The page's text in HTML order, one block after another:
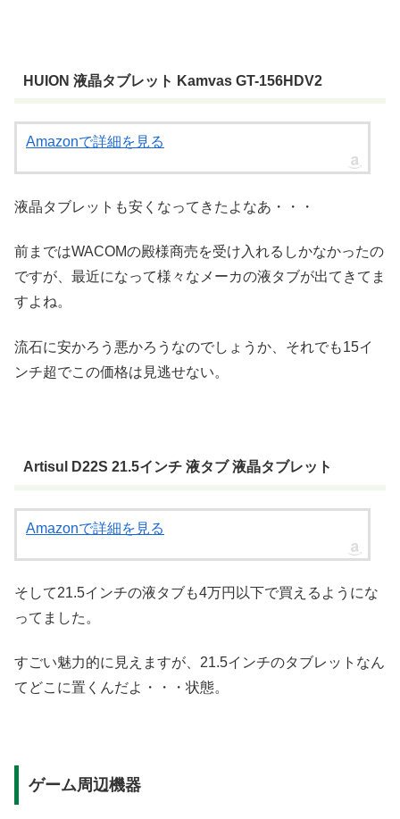
HUION 液晶タブレット Kamvas GT-156HDV2
Amazonで詳細を見る
液晶タブレットも安くなってきたよなあ・・・
前まではWACOMの殿様商売を受け入れるしかなかったの
ですが、最近になって様々なメーカの液タブが出てきてま
すよね。
流石に安かろう悪かろうなのでしょうか、それでも15イ
ンチ超でこの価格は見逃せない。
Artisul D22S 21.5インチ 液タブ 液晶タブレット
Amazonで詳細を見る
そして21.5インチの液タブも4万円以下で買えるようにな
ってました。
すごい魅力的に見えますが、21.5インチのタブレットなん
てどこに置くんだよ・・・状態。
ゲーム周辺機器